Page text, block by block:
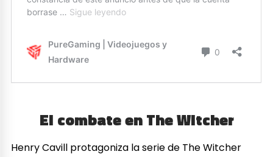
El combate en The Witcher
Henry Cavill protagoniza la serie de The Witcher